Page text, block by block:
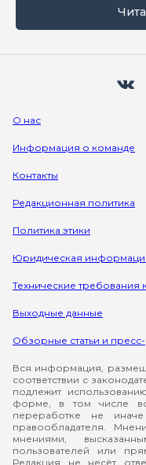
О нас
Информация о команде
Контакты
Редакционная политика
Политика этики
Юридическая
Технические
Выходные данные
Обзорные статьи и
Вся информация,
соответствии с
подлежит
форме, в том числе
переработке не
правообладателя.
мнениями,
пользователей или
Редакция не несёт